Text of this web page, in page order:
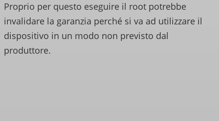
Proprio per questo eseguire il root potrebbe
invalidare la garanzia perché si va ad utilizzare il
dispositivo in un modo non previsto dal
produttore.